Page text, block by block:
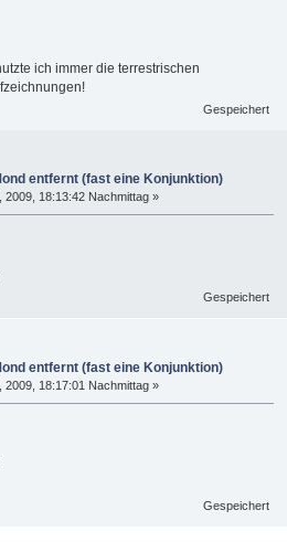
ich immer die terrestrischen
Gespeichert
entfernt (fast eine Konjunktion)
2009, 18:13:42 Nachmittag »
Gespeichert
entfernt (fast eine Konjunktion)
2009, 18:17:01 Nachmittag »
Gespeichert